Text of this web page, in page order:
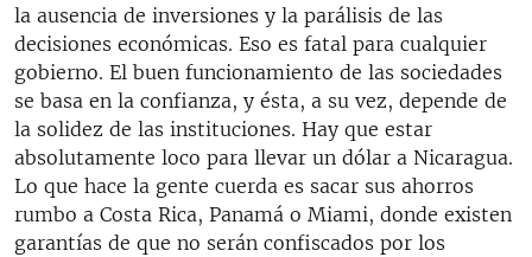
la ausencia de inversiones y la parálisis de las
decisiones económicas. Eso es fatal para cualquier
gobierno. El buen funcionamiento de las sociedades
se basa en la confianza, y ésta, a su vez, depende de
la solidez de las instituciones. Hay que estar
absolutamente loco para llevar un dólar a Nicaragua.
Lo que hace la gente cuerda es sacar sus ahorros
rumbo a Costa Rica, Panamá o Miami, donde existen
garantías de que no serán confiscados por los